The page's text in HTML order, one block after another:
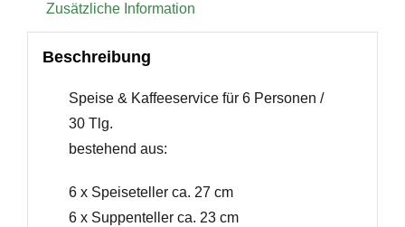
Zusätzliche Information
Beschreibung
Speise & Kaffeeservice für 6 Personen /
30 Tlg.
bestehend aus:
6 x Speiseteller ca. 27 cm
6 x Suppenteller ca. 23 cm